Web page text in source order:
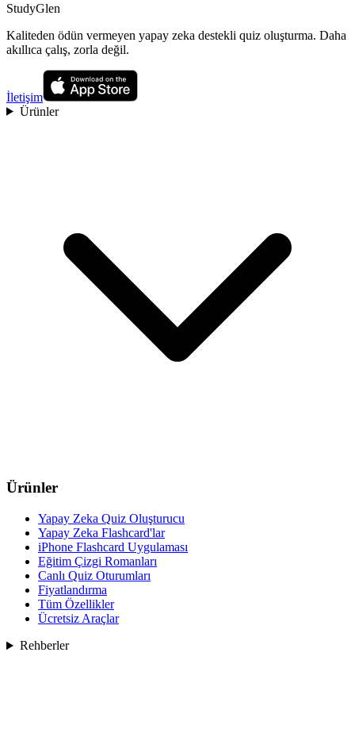
StudyGlen
Kaliteden ödün vermeyen yapay zeka destekli quiz oluşturma. Daha
akıllıca çalış, zorla değil.
İletişim
Ürünler
Ürünler
Yapay Zeka Quiz Oluşturucu
Yapay Zeka Flashcard'lar
iPhone Flashcard Uygulaması
Eğitim Çizgi Romanları
Canlı Quiz Oturumları
Fiyatlandırma
Tüm Özellikler
Ücretsiz Araçlar
Rehberler